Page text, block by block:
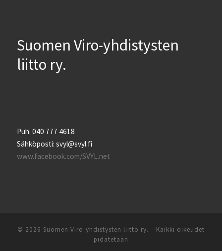
Suomen Viro-yhdistysten
liitto ry.
Puh. 040 777 4618
Sähköposti: svyl@svyl.fi
www.facebook.com/SVYL.net
© 2026 Suomen Viro-yhdistysten liitto ry. – Kaikki oikeudet
pidätetään